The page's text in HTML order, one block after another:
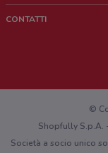
Lavora con noi
Richieste commerciali e
CONTATTI
Hai un
©
Shopfully S.p.A.
Società a socio unico